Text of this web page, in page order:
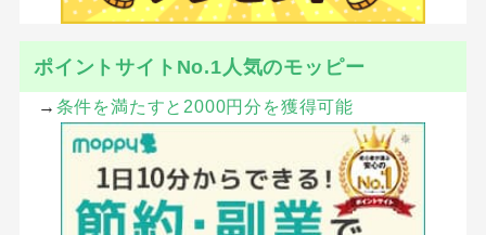
ポイントサイトNo.1人気のモッピー
→ 条件を満たすと2000円分を獲得可能